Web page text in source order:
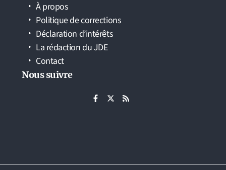
À propos
Politique de corrections
Déclaration d’intérêts
La rédaction du JDE
Contact
Nous suivre